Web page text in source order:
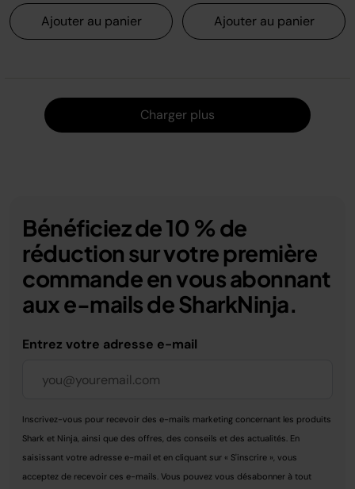
Ajouter au panier Ajouter au panier
Charger plus
Bénéficiez de 10 % de
réduction sur votre première
commande en vous abonnant
aux e-mails de SharkNinja.
Entrez votre adresse e-mail
Inscrivez-vous pour recevoir des e-mails marketing concernant les produits
Shark et Ninja, ainsi que des offres, des conseils et des actualités. En
saisissant votre adresse e-mail et en cliquant sur « S'inscrire », vous
acceptez de recevoir ces e-mails. Vous pouvez vous désabonner à tout